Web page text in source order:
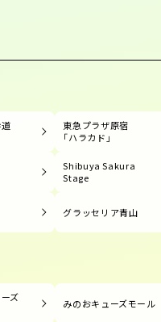
東急プラザ原宿
「ハラカド」
Shibuya Sakura
Stage
グラッセリア青山
ズ
みのおキューズモール